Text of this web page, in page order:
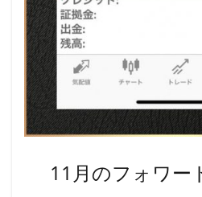
11月のフォワー